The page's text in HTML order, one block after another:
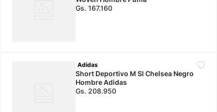
Gs. 167.160
Adidas
Short Deportivo M Sl Chelsea Negro
Hombre Adidas
Gs. 208.950